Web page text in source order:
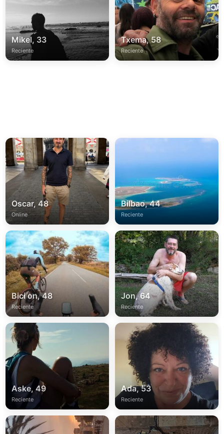
Mikel, 33
Reciente
Txema, 58
Reciente
Oscar, 48
Online
Bilbao, 44
Reciente
Bici on, 48
Reciente
Jon, 64
Reciente
Aske, 49
Reciente
Ada, 53
Reciente